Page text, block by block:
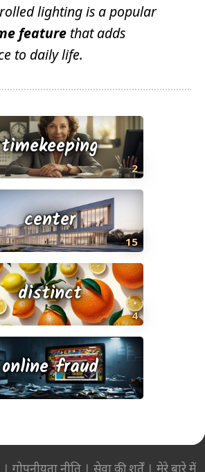
lighting is a popular
feature that adds
to daily life.
2
timekeeping
15
center
4
distinct
online fraud
| गोपनीयता नीति| सेवा की शर्तें| मेरे बारे में